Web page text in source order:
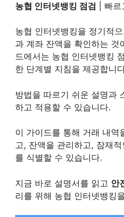
농협 인터넷뱅킹 점검 | 빠
농협 인터넷뱅킹을 정기적
과 계좌 잔액을 확인하는 것
드에서는 농협 인터넷뱅킹
한 단계별 지침을 제공합니
방법을 따르기 쉬운 설명과
하고 적용할 수 있습니다.
이 가이드를 통해 거래 내역
고, 잔액을 관리하고, 잠재
를 식별할 수 있습니다.
지금 바로 설명서를 읽고 안
리를 위해 농협 인터넷뱅킹